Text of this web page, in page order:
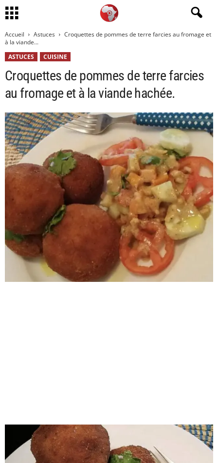
Accueil Astuces
Croquettes de pommes de terre farcies au fromage et
à la viande...
ASTUCES
CUISINE
Croquettes de pommes de terre farcies
au fromage et à la viande hachée.